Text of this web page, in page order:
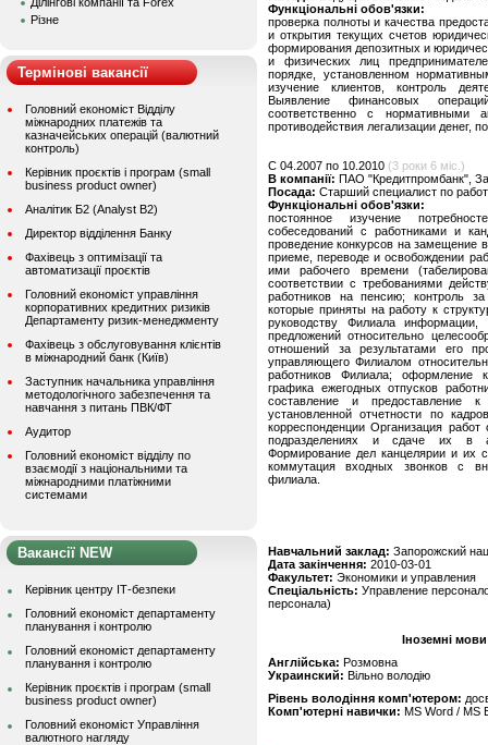
Різне
Термінові вакансії
Головний економіст Відділу
міжнародних платежів та
казначейських операцій (валютний
контроль)
Керівник проєктів і програм (small
business product owner)
Аналітик Б2 (Analyst B2)
Директор відділення Банку
Фахівець з оптимізації та
автоматизації проєктів
Головний економіст управління
корпоративних кредитних ризиків
Департаменту ризик-менеджменту
Фахівець з обслуговування клієнтів
в міжнародний банк (Київ)
Заступник начальника управління
методологічного забезпечення та
навчання з питань ПВК/ФТ
Аудитор
Головний економіст відділу по
взаємодії з національними та
міжнародними платіжними
системами
Вакансії NEW
Керівник центру ІТ-безпеки
Головний економіст департаменту
планування і контролю
Головний економіст департаменту
планування і контролю
Керівник проєктів і програм (small
business product owner)
Головний економіст Управління
валютного нагляду
Функціональні обов'язки:
проверка полноты и качества
и открытия текущих счетов
формирования депозитных и
и физических лиц
порядке, установленном
изучение клиентов, контроль
Выявление финансовых
соответственно с нормативными
противодействия легализации денег,
C 04.2007 по 10.2010 (3 роки 6 міс.)
В компанії: ПАО "Кредитпромбанк",
Посада: Старший специалист по
Функціональні обов'язки:
постоянное изучение
собеседований с работниками и
проведение конкурсов на замещение
приеме, переводе и освобождении
ими рабочего времени
соответствии с требованиями
работников на пенсию; контроль
которые приняты на работу к
руководству Филиала
предложений относительно
отношений за результатами его
управляющего Филиалом
работников Филиала; оформление
графика ежегодных отпусков
составление и предоставление к
установленной отчетности по
корреспонденции Организация
подразделениях и сдаче их в
Формирование дел канцелярии и их
коммутация входных звонков с
филиала.
Навчальний заклад: Запорожский
Дата закінчення: 2010-03-01
Факультет: Экономики и управления
Спеціальність: Управление
персонала)
Іноземні
Англійська: Розмовна
Украинский: Вільно володію
Рівень володіння комп'ютером:
Комп'ютерні навички: MS Word / MS